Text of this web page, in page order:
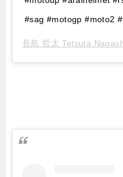
#sag #motogp #moto2
長島 哲太 Tetsuta